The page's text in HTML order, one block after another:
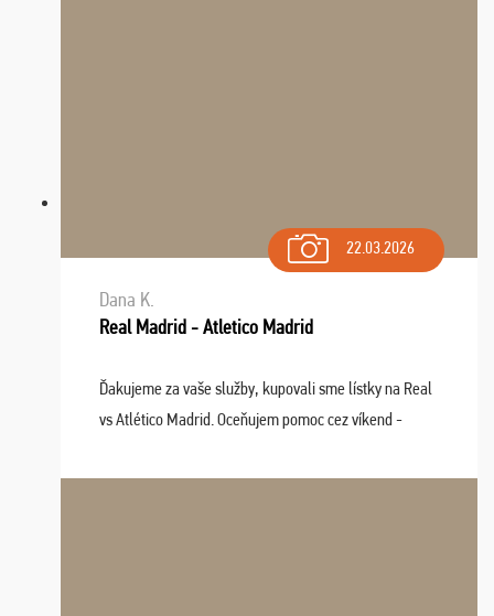
22.03.2026
Dana K.
Real Madrid - Atletico Madrid
Ďakujeme za vaše služby, kupovali sme lístky na Real
vs Atlético Madrid. Oceňujem pomoc cez víkend -
spokojnosti. Sedenie bolo dobré, štadión Barnabéu ...